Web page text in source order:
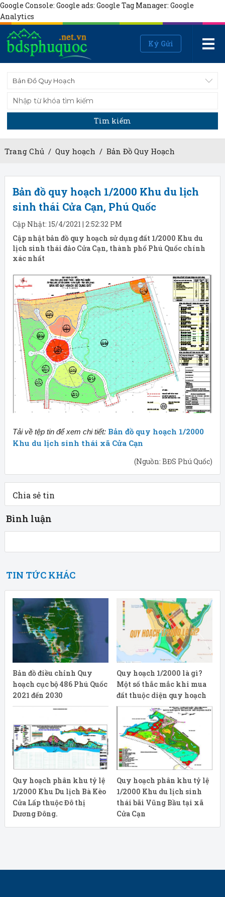
Google Console: Google ads: Google Tag Manager: Google
Analytics
Ký Gửi
Bản Đồ Quy Hoạch
Tìm kiếm
Trang Chủ/ Quy hoạch / Bản Đồ Quy Hoạch
Bản đồ quy hoạch 1/2000 Khu du lịch
sinh thái Cửa Cạn, Phú Quốc
Cập Nhật: 15/4/2021 | 2:52:32 PM
Cập nhật bản đồ quy hoạch sử dụng đất 1/2000 Khu du
lịch sinh thái đảo Cửa Cạn, thành phố Phú Quốc chính
xác nhất
Tải về tệp tin để xem chi tiết: Bản đồ quy hoạch 1/2000
Khu du lịch sinh thái xã Cửa Cạn
(Nguồn: BĐS Phú Quốc)
Chia sẻ tin
Bình luận
TIN TỨC KHÁC
Bản đồ điều chỉnh Quy
hoạch cục bộ 486 Phú Quốc
2021 đến 2030
Quy hoạch 1/2000 là gì?
Một số thắc mắc khi mua
đất thuộc diện quy hoạch
Quy hoạch phân khu tỷ lệ
1/2000 Khu Du lịch Bà Kèo
Cửa Lấp thuộc Đô thị
Dương Đông.
Quy hoạch phân khu tỷ lệ
1/2000 Khu du lịch sinh
thái bãi Vũng Bầu tại xã
Cửa Cạn